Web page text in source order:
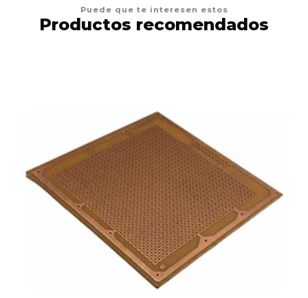
Puede que te interesen estos
Productos recomendados